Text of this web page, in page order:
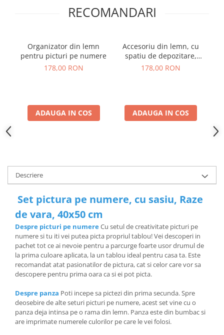
RECOMANDARI
Organizator din lemn
pentru picturi pe numere
178,00 RON
ADAUGA IN COS
Accesoriu din lemn, cu
spatiu de depozitare,
pentru picturile pe
178,00 RON
ADAUGA IN COS
Descriere
Set pictura pe numere, cu sasiu, Raze
de vara, 40x50 cm
Despre picturi pe numereCu setul de creativitate picturi pe
numere si tu iti vei putea picta propriul tablou! Vei descoperi in
pachet tot ce ai nevoie pentru a parcurge foarte usor drumul de
la prima culoare aplicata, la un tablou ideal pentru casa ta. Este
recomandat atat pasionatilor de pictura, cat si celor care vor sa
descopere pentru prima oara ca si ei pot picta.
Despre panza Poti incepe sa pictezi din prima secunda. Spre
deosebire de alte seturi picturi pe numere, acest set vine cu o
panza deja intinsa pe o rama din lemn. Panza este din bumbac si
are imprimate numerele culorilor pe care le vei folosi.